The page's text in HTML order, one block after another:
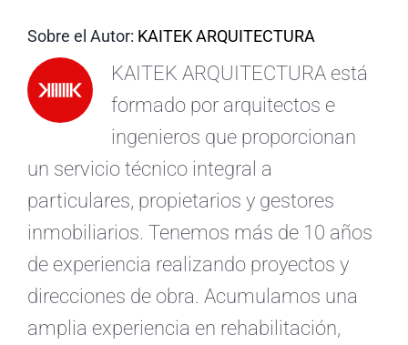
Sobre el Autor: KAITEK ARQUITECTURA
KAITEK ARQUITECTURA está
formado por arquitectos e
ingenieros que proporcionan
un servicio técnico integral a
particulares, propietarios y gestores
inmobiliarios. Tenemos más de 10 años
de experiencia realizando proyectos y
direcciones de obra. Acumulamos una
amplia experiencia en rehabilitación,